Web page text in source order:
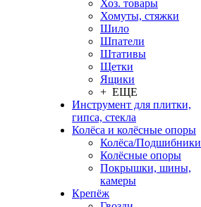
Хоз. товары
Хомуты, стяжки
Шило
Шпатели
Штативы
Щетки
Ящики
+ ЕЩЕ
Инструмент для плитки,
гипса, стекла
Колёса и колёсные опоры
Колёса/Подшибники
Колёсные опоры
Покрышки, шины,
камеры
Крепёж